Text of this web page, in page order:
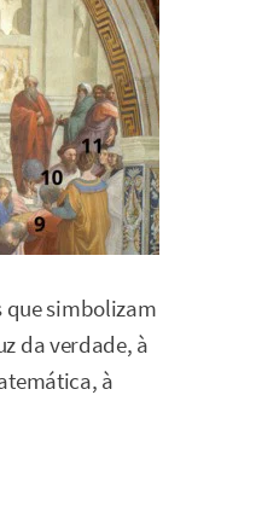
que simbolizam
da verdade, à
à